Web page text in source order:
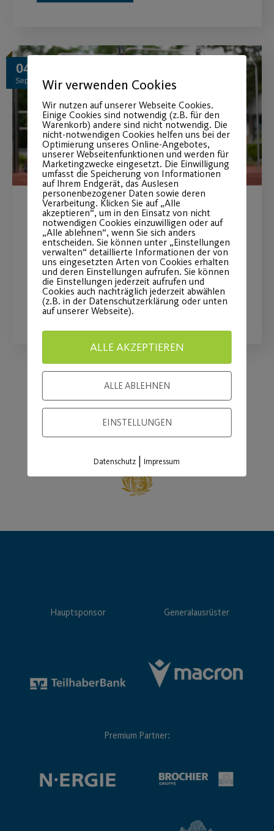
04
Sep.
Neue Präventionskurse
Funktionelles Outdoor Training ab 23.
September
WEITERLESEN
Hauptsponsor Generalausrüster
Premium Partner:
Wir verwenden Cookies
Wir nutzen auf unserer Webseite Cookies.
Einige Cookies sind notwendig (z.B. für den
Warenkorb) andere sind nicht notwendig. Die
nicht-notwendigen Cookies helfen uns bei der
Optimierung unseres Online-Angebotes,
unserer Webseitenfunktionen und werden für
Marketingzwecke eingesetzt. Die Einwilligung
umfasst die Speicherung von Informationen
auf Ihrem Endgerät, das Auslesen
personenbezogener Daten sowie deren
Verarbeitung. Klicken Sie auf „Alle
akzeptieren“, um in den Einsatz von nicht
notwendigen Cookies einzuwilligen oder auf
„Alle ablehnen“, wenn Sie sich anders
entscheiden. Sie können unter „Einstellungen
verwalten“ detaillierte Informationen der von
uns eingesetzten Arten von Cookies erhalten
und deren Einstellungen aufrufen. Sie können
die Einstellungen jederzeit aufrufen und
Cookies auch nachträglich jederzeit abwählen
(z.B. in der Datenschutzerklärung oder unten
auf unserer Webseite).
ALLE AKZEPTIEREN
ALLE ABLEHNEN
EINSTELLUNGEN
Datenschutz |Impressum